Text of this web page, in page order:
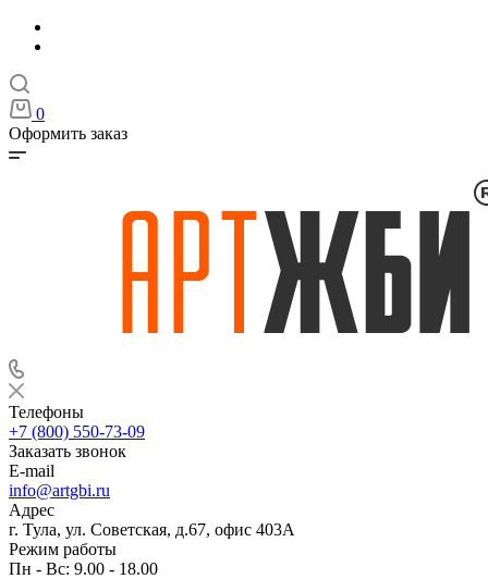
0
Оформить заказ
Телефоны
+7 (800) 550-73-09
Заказать звонок
E-mail
info@artgbi.ru
Адрес
г. Тула, ул. Советская, д.67, офис 403А
Режим работы
Пн - Вс: 9.00 - 18.00